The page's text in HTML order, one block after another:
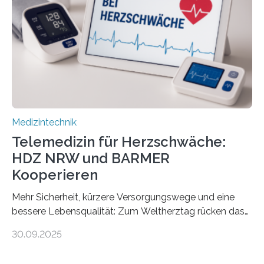
Fachpersonal. Für all diese Zielgruppen bietet sie
speziell zugeschnittene Informationen, um deren
digitale Gesundheitskompetenz zu steigern. MiHUBx ist
Medizintechnik
Telemedizin für Herzschwäche:
HDZ NRW und BARMER
Kooperieren
Mehr Sicherheit, kürzere Versorgungswege und eine
bessere Lebensqualität: Zum Weltherztag rücken das
Oeynhausen, und die BARMER die Bedürfnisse von
30.09.2025